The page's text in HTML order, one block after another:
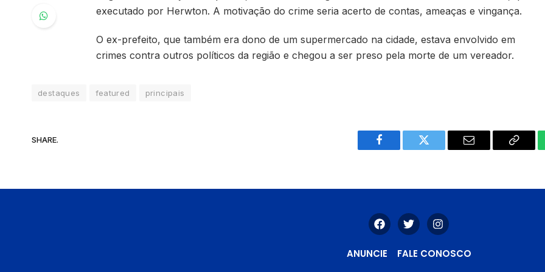
executado por Herwton. A motivação do crime seria acerto de contas, ameaças e vingança.
O ex-prefeito, que também era dono de um supermercado na cidade, estava envolvido em
crimes contra outros políticos da região e chegou a ser preso pela morte de um vereador.
destaques featured principais
SHARE.
Facebook Twitter Email
Copy
ANUNCIE FALE CONOSCO